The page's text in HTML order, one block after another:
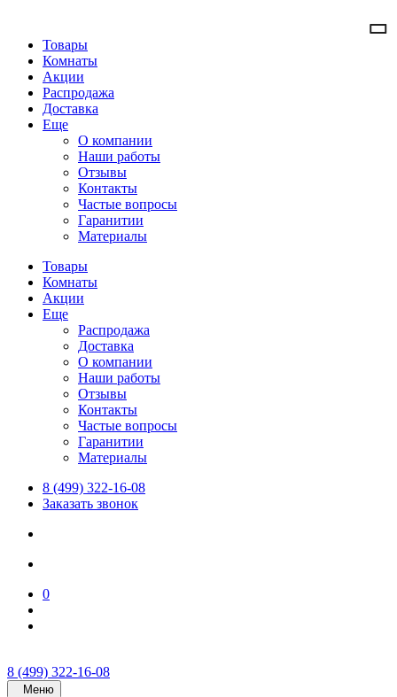
Товары
Комнаты
Акции
Распродажа
Доставка
Еще
О компании
Наши работы
Отзывы
Контакты
Частые вопросы
Гаранитии
Материалы
Товары
Комнаты
Акции
Еще
Распродажа
Доставка
О компании
Наши работы
Отзывы
Контакты
Частые вопросы
Гаранитии
Материалы
8 (499) 322-16-08
Заказать звонок
0
8 (499) 322-16-08
Меню